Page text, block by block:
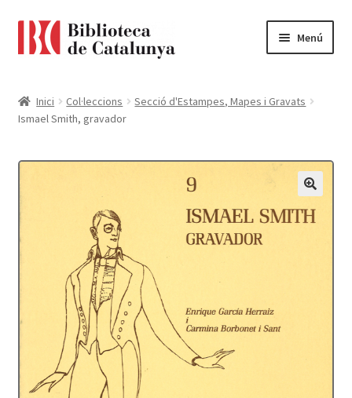
Menú
Accessibilitat
Cistella
Finalitzar compra
Novetats
Payment
Protecció de dades
Inici Col·leccions
Secció d'Estampes, Mapes i Gravats
Ismael Smith, gravador